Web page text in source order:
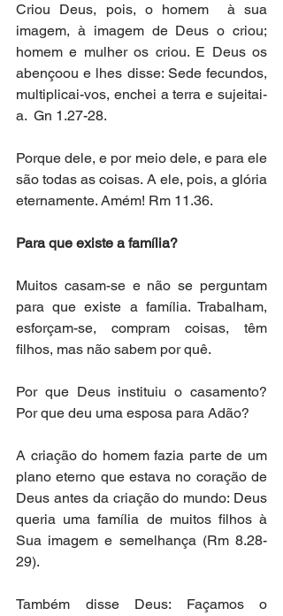
Criou Deus, pois, o homem  à sua
imagem, à imagem de Deus o criou;
homem e mulher os criou. E Deus os
abençoou e lhes disse: Sede fecundos,
multiplicai-vos, enchei a terra e sujeitai-
a.  Gn 1.27-28.
Porque dele, e por meio dele, e para ele
são todas as coisas. A ele, pois, a glória
eternamente. Amém! Rm 11.36.
Para que existe a família?
Muitos casam-se e não se perguntam
para que existe a família. Trabalham,
esforçam-se, compram coisas, têm
filhos, mas não sabem por quê.
Por que Deus instituiu o casamento?
Por que deu uma esposa para Adão?
A criação do homem fazia parte de um
plano eterno que estava no coração de
Deus antes da criação do mundo: Deus
queria uma família de muitos filhos à
Sua imagem e semelhança (Rm 8.28-
29).
Também disse Deus: Façamos o